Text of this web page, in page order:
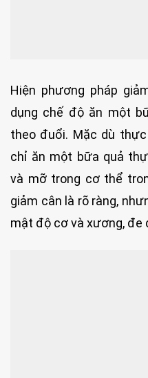
Hiện phương pháp
dụng chế độ ăn một
theo đuổi. Mặc dù
chỉ ăn một bữa quả
và mỡ trong cơ thể
giảm cân là rõ ràng,
mật độ cơ và xương, đe